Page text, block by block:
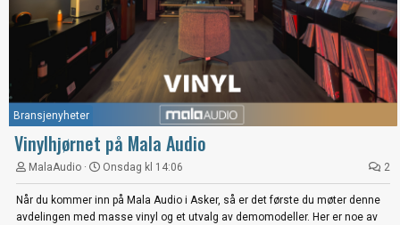
Bransjenyheter
Vinylhjørnet på Mala Audio
MalaAudio Onsdag kl 14:06 2
Når du kommer inn på Mala Audio i Asker, så er det første du møter denne
avdelingen med masse vinyl og et utvalg av demomodeller. Her er noe av